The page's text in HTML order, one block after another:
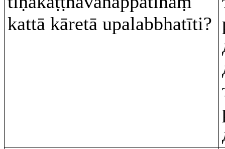
kattā kāretā upalabbhatīti?